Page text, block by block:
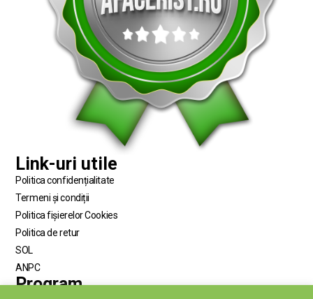
Link-uri utile
Politica confidențialitate
Termeni și condiții
Politica fișierelor Cookies
Politica de retur
SOL
ANPC
Program